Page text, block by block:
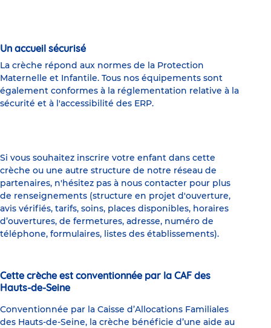
Un accueil sécurisé
La crèche répond aux normes de la Protection
Maternelle et Infantile. Tous nos équipements sont
également conformes à la réglementation relative à la
sécurité et à l'accessibilité des ERP.
Si vous souhaitez inscrire votre enfant dans cette
crèche ou une autre structure de notre réseau de
partenaires, n'hésitez pas à nous contacter pour plus
de renseignements (structure en projet d'ouverture,
avis vérifiés, tarifs, soins, places disponibles, horaires
d’ouvertures, de fermetures, adresse, numéro de
téléphone, formulaires, listes des établissements).
Cette crèche est conventionnée par la CAF des
Hauts-de-Seine
Conventionnée par la Caisse d’Allocations Familiales
des Hauts-de-Seine, la crèche bénéficie d’une aide au